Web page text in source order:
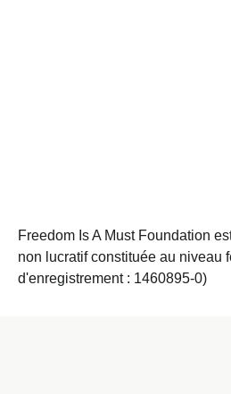
Freedom Is A Must Foundation
non lucratif constituée au niveau
d'enregistrement : 1460895-0)